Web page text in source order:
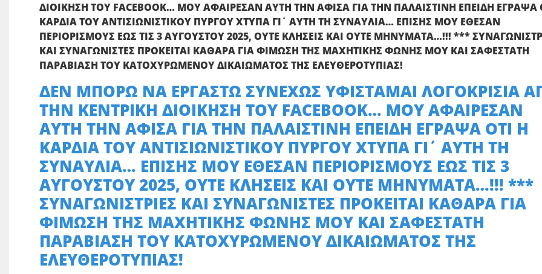
ΔΙΟΙΚΗΣΗ ΤΟΥ FACEBOOK… ΜΟΥ ΑΦΑΙΡΕΣΑΝ ΑΥΤΗ ΤΗΝ ΑΦΙΣΑ ΓΙΑ ΤΗΝ ΠΑΛΑΙΣΤΙΝΗ ΕΠΕΙΔΗ ΕΓΡΑΨΑ
ΚΑΡΔΙΑ ΤΟΥ ΑΝΤΙΣΙΩΝΙΣΤΙΚΟΥ ΠΥΡΓΟΥ ΧΤΥΠΑ ΓΙ΄ ΑΥΤΗ ΤΗ ΣΥΝΑΥΛΙΑ… ΕΠΙΣΗΣ ΜΟΥ ΕΘΕΣΑΝ
ΠΕΡΙΟΡΙΣΜΟΥΣ ΕΩΣ ΤΙΣ 3 ΑΥΓΟΥΣΤΟΥ 2025, ΟΥΤΕ ΚΛΗΣΕΙΣ ΚΑΙ ΟΥΤΕ ΜΗΝΥΜΑΤΑ…!!! ***
ΚΑΙ ΣΥΝΑΓΩΝΙΣΤΕΣ ΠΡΟΚΕΙΤΑΙ ΚΑΘΑΡΑ ΓΙΑ ΦΙΜΩΣΗ ΤΗΣ ΜΑΧΗΤΙΚΗΣ ΦΩΝΗΣ ΜΟΥ ΚΑΙ ΣΑΦΕΣΤΑΤΗ
ΠΑΡΑΒΙΑΣΗ ΤΟΥ ΚΑΤΟΧΥΡΩΜΕΝΟΥ ΔΙΚΑΙΩΜΑΤΟΣ ΤΗΣ ΕΛΕΥΘΕΡΟΤΥΠΙΑΣ!
ΔΕΝ ΜΠΟΡΩ ΝΑ ΕΡΓΑΣΤΩ ΣΥΝΕΧΩΣ ΥΦΙΣΤΑΜΑΙ ΛΟΓΟΚΡΙΣΙΑ
ΤΗΝ ΚΕΝΤΡΙΚΗ ΔΙΟΙΚΗΣΗ ΤΟΥ FACEBOOK… ΜΟΥ ΑΦΑΙΡΕΣΑΝ
ΑΥΤΗ ΤΗΝ ΑΦΙΣΑ ΓΙΑ ΤΗΝ ΠΑΛΑΙΣΤΙΝΗ ΕΠΕΙΔΗ ΕΓΡΑΨΑ ΟΤΙ Η
ΚΑΡΔΙΑ ΤΟΥ ΑΝΤΙΣΙΩΝΙΣΤΙΚΟΥ ΠΥΡΓΟΥ ΧΤΥΠΑ ΓΙ΄ ΑΥΤΗ ΤΗ
ΣΥΝΑΥΛΙΑ… ΕΠΙΣΗΣ ΜΟΥ ΕΘΕΣΑΝ ΠΕΡΙΟΡΙΣΜΟΥΣ ΕΩΣ ΤΙΣ 3
ΑΥΓΟΥΣΤΟΥ 2025, ΟΥΤΕ ΚΛΗΣΕΙΣ ΚΑΙ ΟΥΤΕ ΜΗΝΥΜΑΤΑ…!!! ***
ΣΥΝΑΓΩΝΙΣΤΡΙΕΣ ΚΑΙ ΣΥΝΑΓΩΝΙΣΤΕΣ ΠΡΟΚΕΙΤΑΙ ΚΑΘΑΡΑ ΓΙΑ
ΦΙΜΩΣΗ ΤΗΣ ΜΑΧΗΤΙΚΗΣ ΦΩΝΗΣ ΜΟΥ ΚΑΙ ΣΑΦΕΣΤΑΤΗ
ΠΑΡΑΒΙΑΣΗ ΤΟΥ ΚΑΤΟΧΥΡΩΜΕΝΟΥ ΔΙΚΑΙΩΜΑΤΟΣ ΤΗΣ
ΕΛΕΥΘΕΡΟΤΥΠΙΑΣ!